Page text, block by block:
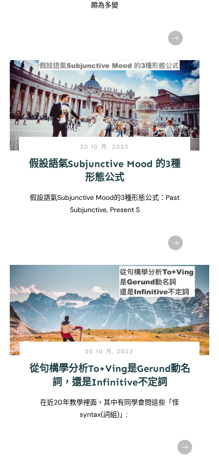
頗為多變
20 10 月, 2023
假設語氣Subjunctive Mood 的3種
形態公式
假設語氣Subjunctive Mood的3種形態公式：Past
Subjunctive, Present S
20 10 月, 2023
從句構學分析To+Ving是Gerund動名
詞，還是Infinitive不定詞
在近20年教學裡面，其中有同學會問這些「怪
syntax(詞組)」: